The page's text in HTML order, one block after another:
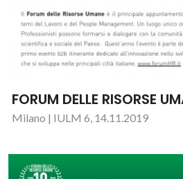
FORUM DELLE RISORSE
Milano | IULM 6, 14.11.2019